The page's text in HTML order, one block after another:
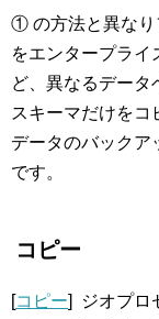
① の方法と異なり
をエンタープラ
ど、異なるデータ
スキーマだけをコ
データのバックア
です。
コピー
[コピー] ジオプロ